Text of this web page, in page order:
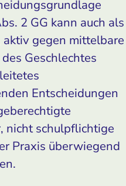
2 GG kann auch als
gegen mittelbare
Geschlechtes
Entscheidungen
nicht schulpflichtige
Praxis überwiegend